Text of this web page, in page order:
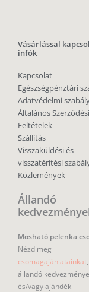
Vásárlással
infók
Kapcsolat
Egészségpénztári
Adatvédelmi
Általános Szerződési
Feltételek
Szállítás
Visszaküldési és
visszatérítési
Közlemények
Állandó
Mosható pelenka
Nézd meg
csomagajánlatainkat
állandó
és/vagy ajándék